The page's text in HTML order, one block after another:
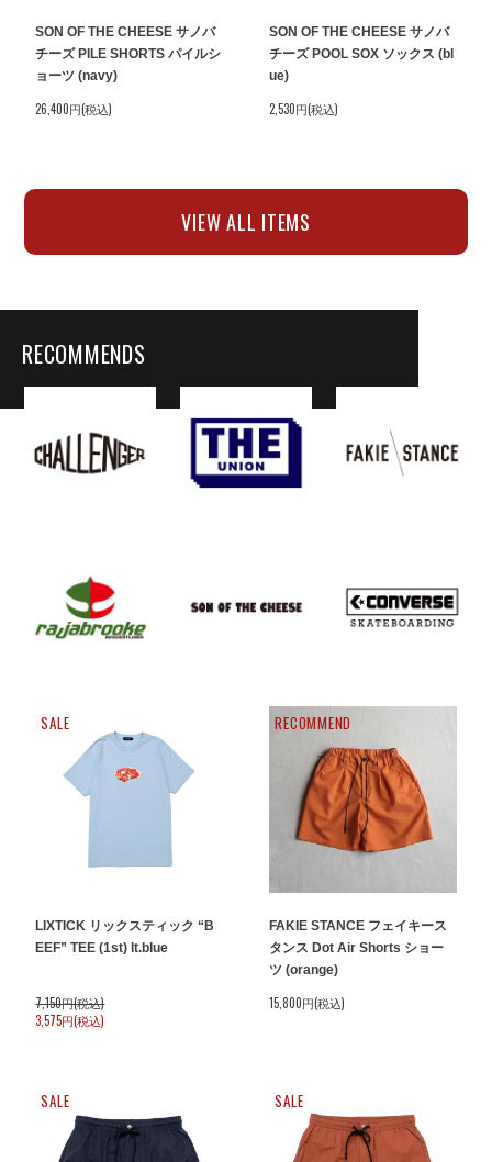
SON OF THE CHEESE サノバ
チーズ PILE SHORTS パイルシ
ョーツ (navy)
26,400円(税込)
SON OF THE CHEESE サノバ
チーズ POOL SOX ソックス (bl
ue)
2,530円(税込)
VIEW ALL ITEMS
RECOMMENDS
SALE
LIXTICK リックスティック “B
EEF” TEE (1st) lt.blue
7,150円(税込)
3,575円(税込)
RECOMMEND
FAKIE STANCE フェイキース
タンス Dot Air Shorts ショー
ツ (orange)
15,800円(税込)
SALE SALE